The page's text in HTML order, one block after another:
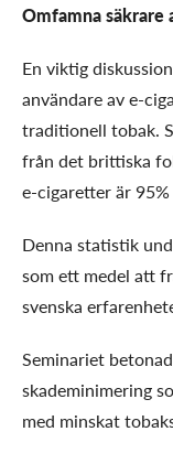
Omfamna
En viktig
användare av e-
traditionell tobak.
från det brittiska
e-cigaretter är
Denna statistik
som ett medel att
svenska
Seminariet
skademinimering
med minskat